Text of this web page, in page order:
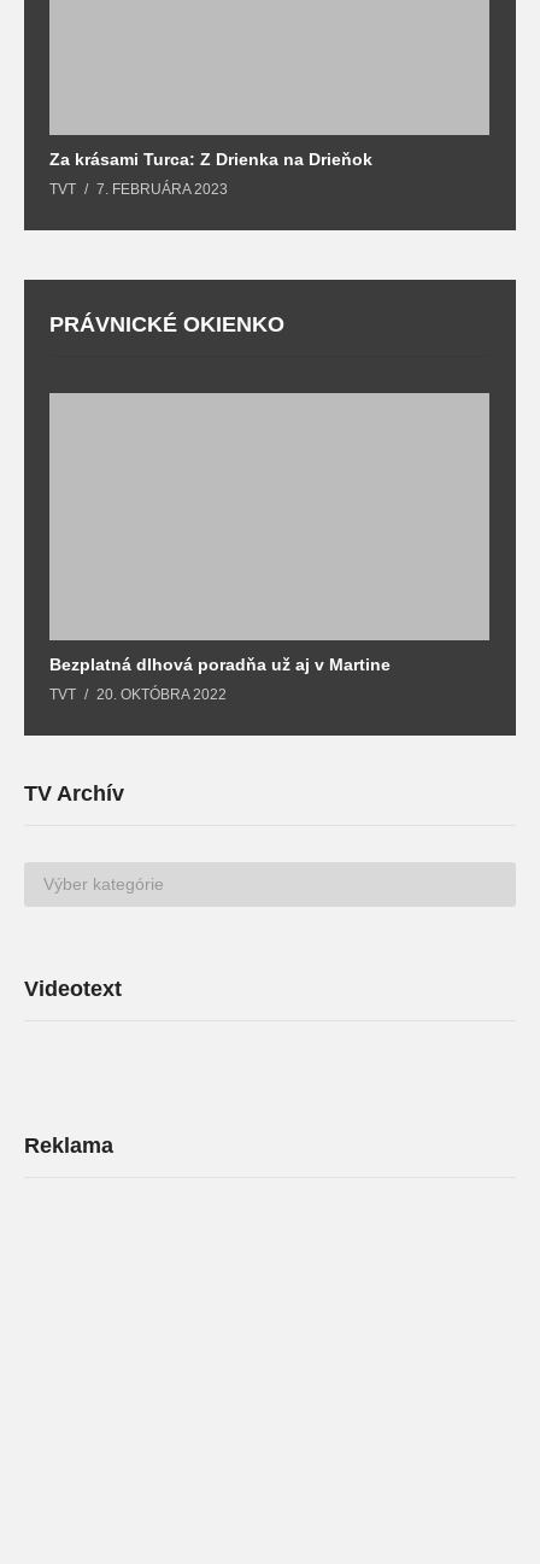
Za krásami Turca: Z Drienka na Drieňok
TVT 7. FEBRUÁRA 2023
PRÁVNICKÉ OKIENKO
Bezplatná dlhová poradňa už aj v Martine
TVT 20. OKTÓBRA 2022
TV Archív
TV
Archív
Videotext
Reklama